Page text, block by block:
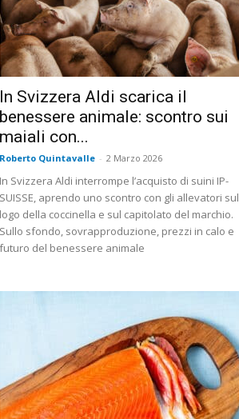
In Svizzera Aldi scarica il
benessere animale: scontro sui
maiali con...
Roberto Quintavalle - 2 Marzo 2026
In Svizzera Aldi interrompe l’acquisto di suini IP-
SUISSE, aprendo uno scontro con gli allevatori sul
logo della coccinella e sul capitolato del marchio.
Sullo sfondo, sovrapproduzione, prezzi in calo e
futuro del benessere animale